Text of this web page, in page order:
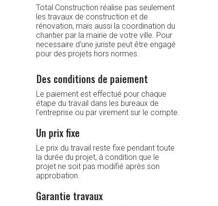
Total Construction réalise pas seulement
les travaux de construction et de
rénovation, mais aussi la coordination du
chantier par la mairie de votre ville. Pour
necessaire d'une juriste peut être engagé
pour des projets hors normes.
Un prix fixe
Le prix du travail reste fixe pendant toute
la durée du projet, à condition que le
projet ne soit pas modifié après son
approbation.
Des conditions de paiement
Le paiement est effectué pour chaque
étape du travail dans les bureaux de
l'entreprise ou par virement sur le compte.
Garantie travaux